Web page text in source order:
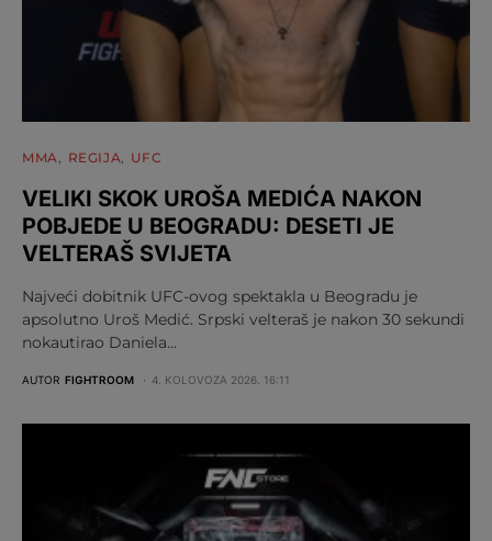
MMA REGIJA UFC
VELIKI SKOK UROŠA MEDIĆA NAKON
POBJEDE U BEOGRADU: DESETI JE
VELTERAŠ SVIJETA
Najveći dobitnik UFC-ovog spektakla u Beogradu je
apsolutno Uroš Medić. Srpski velteraš je nakon 30 sekundi
nokautirao Daniela…
AUTOR FIGHTROOM 4. KOLOVOZA 2026. 16:11